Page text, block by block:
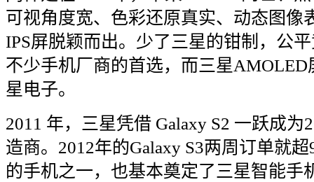
可视角度宽、色彩还原真实、动态图像
IPS屏脱颖而出。少了三星的钳制，公
不少手机厂商的首选，而三星AMOLED
星电子。
2011 年，三星凭借 Galaxy S2 一跃成为
造商。 2012年的Galaxy S3两周订单就超
的手机之一，也基本奠定了三星智能手